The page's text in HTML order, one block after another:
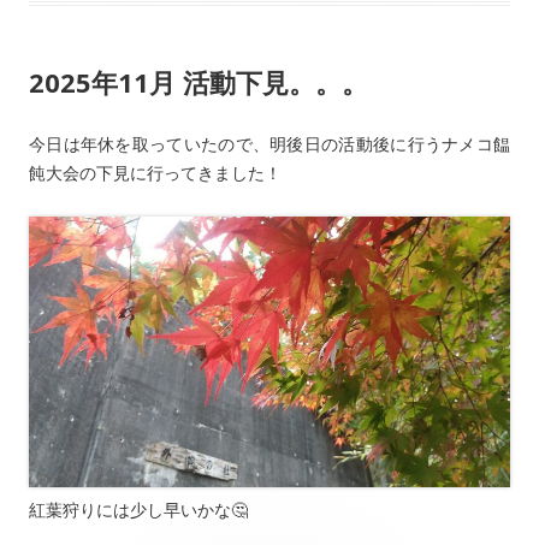
2025年11月 活動下見。。。
今日は年休を取っていたので、明後日の活動後に行うナメコ饂
飩大会の下見に行ってきました！
紅葉狩りには少し早いかな🤔